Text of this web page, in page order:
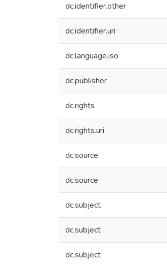
dc.identifier.other
dc.identifier.uri
dc.language.iso
dc.publisher
dc.rights
dc.rights.uri
dc.source
dc.source
dc.subject
dc.subject
dc.subject